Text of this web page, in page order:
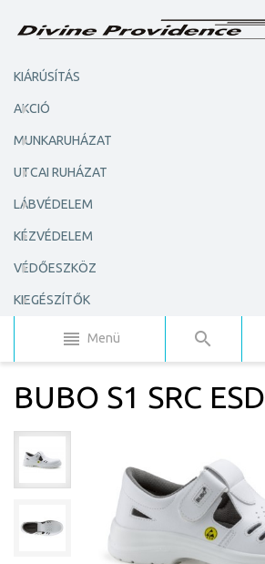
KIÁRÚSÍTÁS
AKCIÓ
MUNKARUHÁZAT
UTCAI RUHÁZAT
LÁBVÉDELEM
KÉZVÉDELEM
VÉDŐESZKÖZ
KIEGÉSZÍTŐK
Menü
BUBO S1 SRC ESD